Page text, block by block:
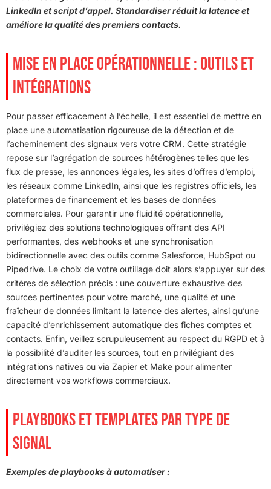
LinkedIn et script d’appel. Standardiser réduit la latence et
améliore la qualité des premiers contacts.
MISE EN PLACE OPÉRATIONNELLE : OUTILS ET
INTÉGRATIONS
Pour passer efficacement à l’échelle, il est essentiel de mettre en
place une automatisation rigoureuse de la détection et de
l’acheminement des signaux vers votre CRM. Cette stratégie
repose sur l’agrégation de sources hétérogènes telles que les
flux de presse, les annonces légales, les sites d’offres d’emploi,
les réseaux comme LinkedIn, ainsi que les registres officiels, les
plateformes de financement et les bases de données
commerciales. Pour garantir une fluidité opérationnelle,
privilégiez des solutions technologiques offrant des API
performantes, des webhooks et une synchronisation
bidirectionnelle avec des outils comme Salesforce, HubSpot ou
Pipedrive. Le choix de votre outillage doit alors s’appuyer sur des
critères de sélection précis : une couverture exhaustive des
sources pertinentes pour votre marché, une qualité et une
fraîcheur de données limitant la latence des alertes, ainsi qu’une
capacité d’enrichissement automatique des fiches comptes et
contacts. Enfin, veillez scrupuleusement au respect du RGPD et à
la possibilité d’auditer les sources, tout en privilégiant des
intégrations natives ou via Zapier et Make pour alimenter
directement vos workflows commerciaux.
PLAYBOOKS ET TEMPLATES PAR TYPE DE
SIGNAL
Exemples de playbooks à automatiser :